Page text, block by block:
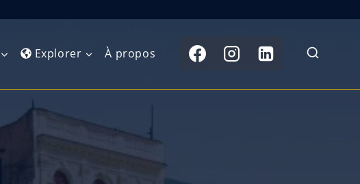
Explorer
Afrique du Nord
Afrique de l’Ouest
Moyen-Orient
Asie centrale
À propos